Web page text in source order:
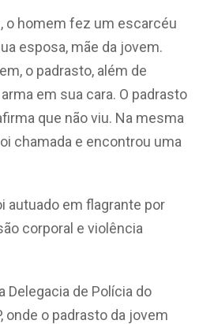
o homem fez um escarcéu
esposa, mãe da jovem.
o padrasto, além de
em sua cara. O padrasto
que não viu. Na mesma
chamada e encontrou uma
autuado em flagrante por
corporal e violência
Delegacia de Polícia do
onde o padrasto da jovem